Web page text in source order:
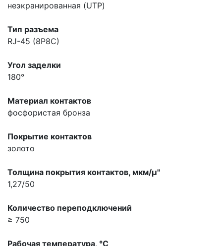
неэкранированная (UTP)
Тип разъема
RJ-45 (8P8C)
Угол заделки
180°
Материал контактов
фосфористая бронза
Покрытие контактов
золото
Толщина покрытия контактов, мкм/µ"
1,27/50
Количество переподключений
≥ 750
Рабочая температура, °С